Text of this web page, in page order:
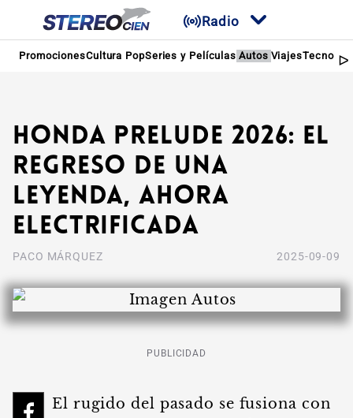
Radio
PromocionesCultura PopSeries y Películas Autos Viajes
Honda Prelude 2026: El
regreso de una
leyenda, ahora
electrificada
PACO MÁRQUEZ 2025-09-09
PUBLICIDAD
El rugido del pasado se fusiona con